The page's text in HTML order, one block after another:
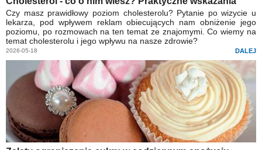
Czy masz prawidłowy poziom cholesterolu? Pytanie po wizycie u
lekarza, pod wpływem reklam obiecujących nam obniżenie jego
poziomu, po rozmowach na ten temat ze znajomymi. Co wiemy na
temat cholesterolu i jego wpływu na nasze zdrowie?
2026-05-18 DALEJ